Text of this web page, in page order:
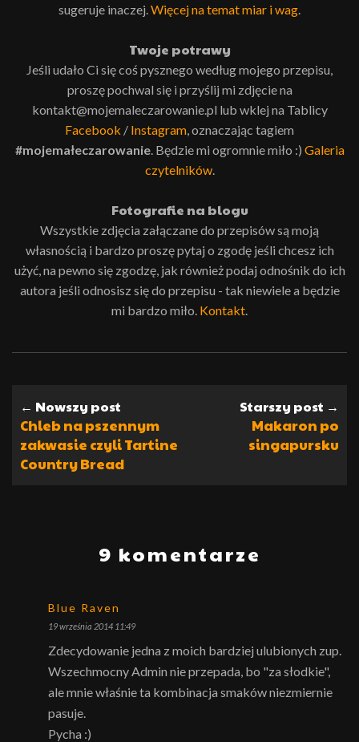
sugeruje inaczej. Więcej na temat miar i wag
Twoje potrawy
Jeśli udało Ci się coś pysznego według mojego przepisu,
proszę pochwal się i przyślij mi zdjęcie na
kontakt@mojemaleczarowanie.pl lub wklej na Tablicy
Facebook / Instagram , oznaczając tagiem
#mojemałeczarowanie. Będzie mi ogromnie miło :) Galeria
czytelników.
Fotografie na blogu
Wszystkie zdjęcia załączane do przepisów są moją
własnością i bardzo proszę pytaj o zgodę jeśli chcesz ich
użyć, na pewno się zgodzę, jak również podaj odnośnik do ich
autora jeśli odnosisz się do przepisu - tak niewiele a będzie
mi bardzo miło. Kontakt
← Nowszy post
Chleb na pszennym
zakwasie czyli Tartine
Country Bread
Starszy post →
Makaron po
singapursku
9 komentarze
Blue Raven
19 września 2014 11:49
Zdecydowanie jedna z moich bardziej ulubionych zup.
Wszechmocny Admin nie przepada, bo "za słodkie",
ale mnie właśnie ta kombinacja smaków niezmiernie
pasuje.
Pycha :)